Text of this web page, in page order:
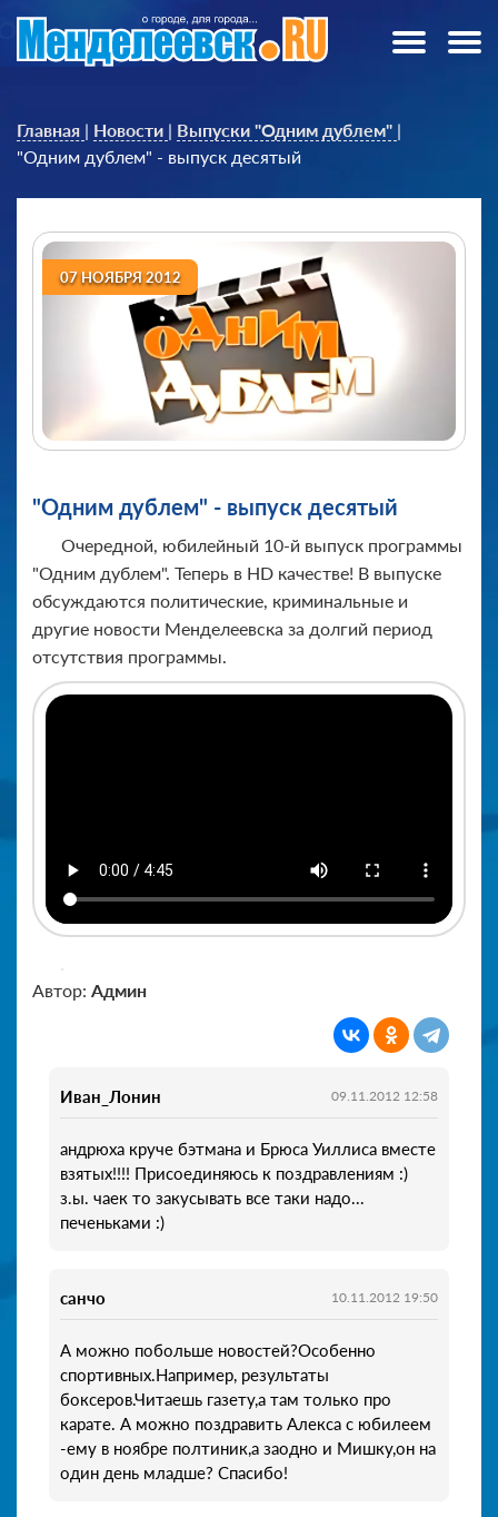
Главная | Новости | Выпуски "Одним дублем" |
"Одним дублем" - выпуск десятый
07 НОЯБРЯ 2012
"Одним дублем" - выпуск десятый
Очередной, юбилейный 10-й выпуск программы
"Одним дублем". Теперь в HD качестве! В выпуске
обсуждаются политические, криминальные и
другие новости Менделеевска за долгий период
отсутствия программы.
Автор: Админ
Иван_Лонин 09.11.2012 12:58
андрюха круче бэтмана и Брюса Уиллиса вместе
взятых!!!! Присоединяюсь к поздравлениям :)
з.ы. чаек то закусывать все таки надо...
печеньками :)
санчо 10.11.2012 19:50
А можно побольше новостей?Особенно
спортивных.Например, результаты
боксеров.Читаешь газету,а там только про
карате. А можно поздравить Алекса с юбилеем
-ему в ноябре полтиник,а заодно и Мишку,он на
один день младше? Спасибо!